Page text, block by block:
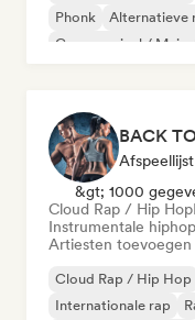
Phonk
Alternatieve
Commercieel /
&gt; 1000
Cloud Rap / Hip Hop
Instrumentale hiphop
Artiesten toevoegen
Cloud Rap / Hip Hop
Internationale rap